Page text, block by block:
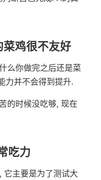
菜鸡很不友好
么你做完之后还是菜
力并不会得到提升.
的时候没吃够, 现在
吃力
它主要是为了测试大